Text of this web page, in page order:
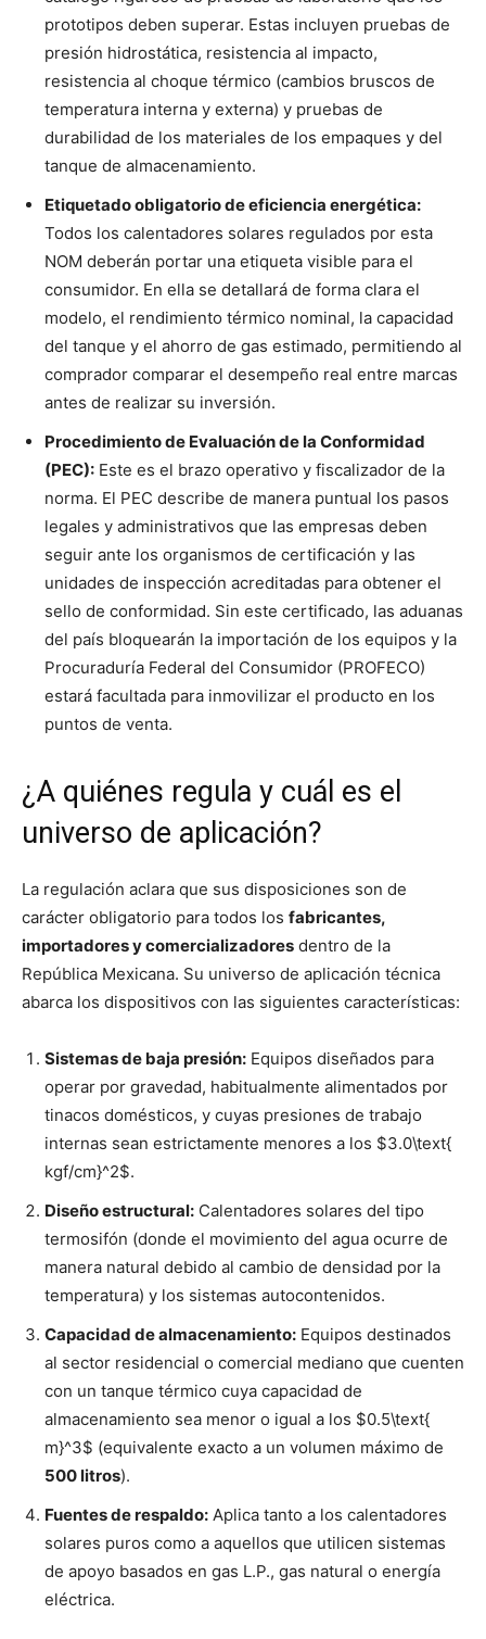
prototipos deben superar. Estas incluyen pruebas de
presión hidrostática, resistencia al impacto,
resistencia al choque térmico (cambios bruscos de
temperatura interna y externa) y pruebas de
durabilidad de los materiales de los empaques y del
tanque de almacenamiento.
Etiquetado obligatorio de eficiencia energética:
Todos los calentadores solares regulados por esta
NOM deberán portar una etiqueta visible para el
consumidor. En ella se detallará de forma clara el
modelo, el rendimiento térmico nominal, la capacidad
del tanque y el ahorro de gas estimado, permitiendo al
comprador comparar el desempeño real entre marcas
antes de realizar su inversión.
Procedimiento de Evaluación de la Conformidad
(PEC): Este es el brazo operativo y fiscalizador de la
norma. El PEC describe de manera puntual los pasos
legales y administrativos que las empresas deben
seguir ante los organismos de certificación y las
unidades de inspección acreditadas para obtener el
sello de conformidad. Sin este certificado, las aduanas
del país bloquearán la importación de los equipos y la
Procuraduría Federal del Consumidor (PROFECO)
estará facultada para inmovilizar el producto en los
puntos de venta.
¿A quiénes regula y cuál es el
universo de aplicación?
La regulación aclara que sus disposiciones son de
carácter obligatorio para todos los fabricantes,
importadores y comercializadores dentro de la
República Mexicana. Su universo de aplicación técnica
abarca los dispositivos con las siguientes características:
Sistemas de baja presión: Equipos diseñados para
operar por gravedad, habitualmente alimentados por
tinacos domésticos, y cuyas presiones de trabajo
internas sean estrictamente menores a los $3.0\text{
kgf/cm}^2$.
Diseño estructural: Calentadores solares del tipo
termosifón (donde el movimiento del agua ocurre de
manera natural debido al cambio de densidad por la
temperatura) y los sistemas autocontenidos.
Capacidad de almacenamiento: Equipos destinados
al sector residencial o comercial mediano que cuenten
con un tanque térmico cuya capacidad de
almacenamiento sea menor o igual a los $0.5\text{
m}^3$ (equivalente exacto a un volumen máximo de
500 litros).
Fuentes de respaldo: Aplica tanto a los calentadores
solares puros como a aquellos que utilicen sistemas
de apoyo basados en gas L.P., gas natural o energía
eléctrica.